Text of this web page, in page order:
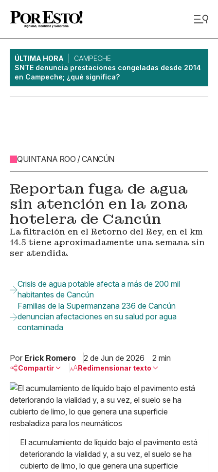
ÚLTIMA HORA
CAMPECHE
SNTE denuncia prestaciones congeladas desde 2014
en Campeche; ¿qué significa?
QUINTANA ROO / CANCÚN
Reportan fuga de agua
sin atención en la zona
hotelera de Cancún
La filtración en el Retorno del Rey, en el km
14.5 tiene aproximadamente una semana sin
ser atendida.
Crisis de agua potable afecta a más de 200 mil
habitantes de Cancún
Familias de la Supermanzana 236 de Cancún
denuncian afectaciones en su salud por agua
contaminada
Por Erick Romero 2 de Jun de 2026 2 min
Compartir
Linkedin
X
Whatsapp
Redimensionar texto
Pequeño
Mediano
Grande
El acumulamiento de líquido bajo el pavimento está
deteriorando la vialidad y, a su vez, el suelo se ha
cubierto de limo, lo que genera una superficie